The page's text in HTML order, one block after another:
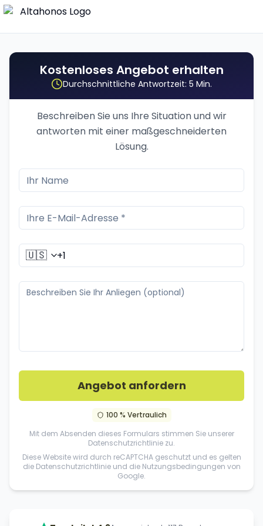
Kostenloses Angebot erhalten
Durchschnittliche Antwortzeit: 5 Min.
Beschreiben Sie uns Ihre Situation und wir
antworten mit einer maßgeschneiderten
Lösung.
🇺🇸
Angebot anfordern
100 % Vertraulich
Mit dem Absenden dieses Formulars stimmen Sie unserer
Datenschutzrichtlinie zu.
Diese Website wird durch reCAPTCHA geschutzt und es gelten
die Datenschutzrichtlinie und die Nutzungsbedingungen von
Google.